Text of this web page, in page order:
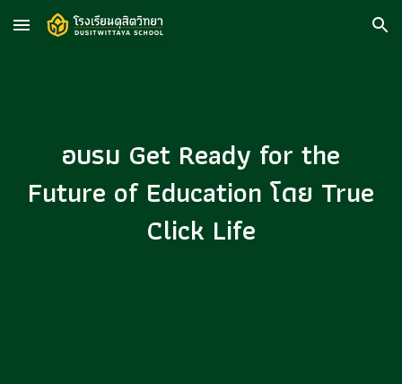
Skip to main content Skip to navigation
อบรม Get Ready for the
Future of Education โดย True
Click Life